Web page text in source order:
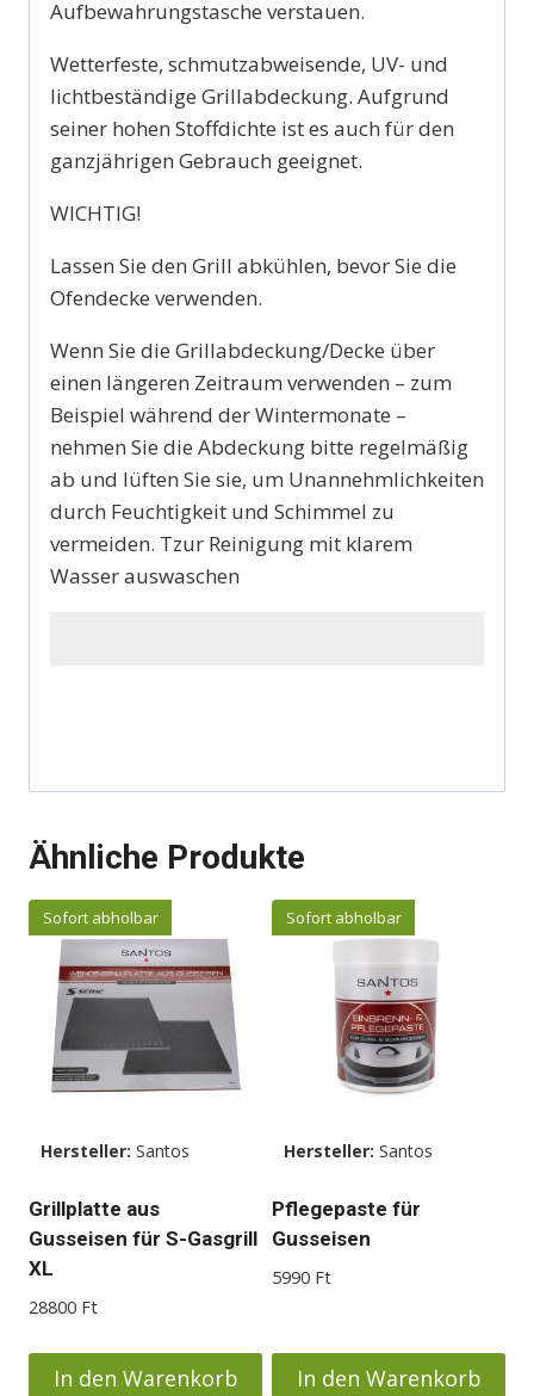
Aufbewahrungstasche verstauen.
Wetterfeste, schmutzabweisende, UV- und
lichtbeständige Grillabdeckung. Aufgrund
seiner hohen Stoffdichte ist es auch für den
ganzjährigen Gebrauch geeignet.
WICHTIG!
Lassen Sie den Grill abkühlen, bevor Sie die
Ofendecke verwenden.
Wenn Sie die Grillabdeckung/Decke über
einen längeren Zeitraum verwenden – zum
Beispiel während der Wintermonate –
nehmen Sie die Abdeckung bitte regelmäßig
ab und lüften Sie sie, um Unannehmlichkeiten
durch Feuchtigkeit und Schimmel zu
vermeiden. Tzur Reinigung mit klarem
Wasser auswaschen
Ähnliche Produkte
Sofort abholbar
Hersteller: Santos
Grillplatte aus
Gusseisen für S-Gasgrill
XL
28800 Ft
In den Warenkorb
Sofort abholbar
Hersteller: Santos
Pflegepaste für
Gusseisen
5990 Ft
In den Warenkorb